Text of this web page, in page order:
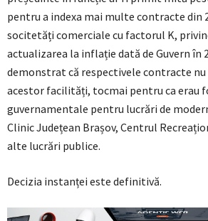
pentru a indexa mai multe contracte din
socitetăți comerciale cu factorul K,
actualizarea la inflație dată de Guvern în
demonstrat că respectivele contracte
acestor facilități, tocmai pentru ca erau
guvernamentale pentru lucrări de
Clinic Județean Brașov, Centrul
alte lucrări publice.
Decizia instanței este definitivă.